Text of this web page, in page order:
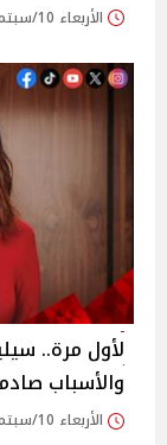
الأربعاء 10/سبتمبر/2025 - 03:26 م
لأول مرة..
والأسباب
الأربعاء 10/سبتمبر/2025 - 03:00 م